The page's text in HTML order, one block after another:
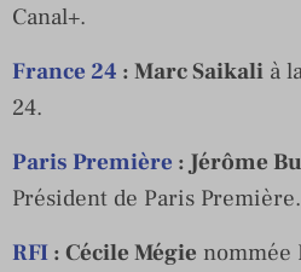
Canal+.
France 24 : Marc Saikali à
24.
Paris Première : Jérôme
Président de Paris Première.
RFI : Cécile Mégie nommée